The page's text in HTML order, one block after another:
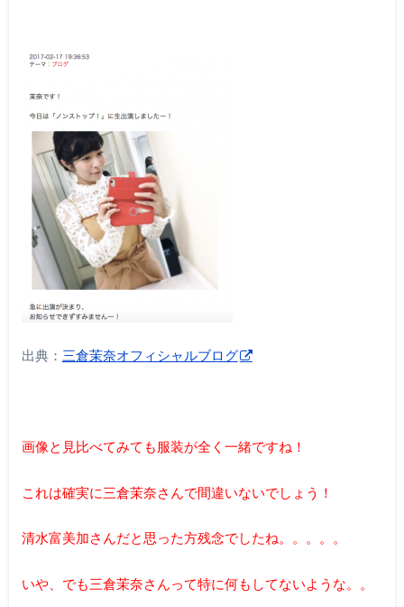
出典： 三倉茉奈オフィシャルブログ
画像と見比べてみても服装が全く一緒ですね！
これは確実に三倉茉奈さんで間違いないでしょう！
清水富美加さんだと思った方残念でしたね。。。。。
いや、でも三倉茉奈さんって特に何もしてないような。。